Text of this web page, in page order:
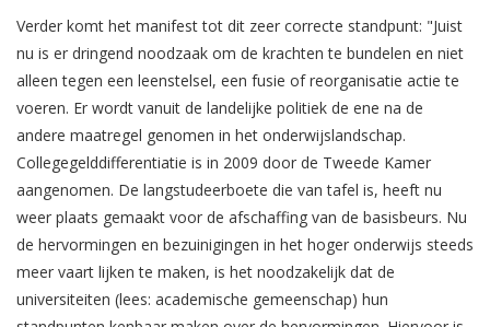
Verder komt het manifest tot dit zeer correcte standpunt: "Juist
nu is er dringend noodzaak om de krachten te bundelen en niet
alleen tegen een leenstelsel, een fusie of reorganisatie actie te
voeren. Er wordt vanuit de landelijke politiek de ene na de
andere maatregel genomen in het onderwijslandschap.
Collegegelddifferentiatie is in 2009 door de Tweede Kamer
aangenomen. De langstudeerboete die van tafel is, heeft nu
weer plaats gemaakt voor de afschaffing van de basisbeurs. Nu
de hervormingen en bezuinigingen in het hoger onderwijs steeds
meer vaart lijken te maken, is het noodzakelijk dat de
universiteiten (lees: academische gemeenschap) hun